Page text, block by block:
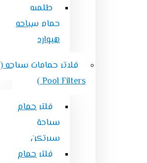
طلمبه
حمام سباحه
هيوارد
فلاتر حمامات سباحه (
Pool Filters )
فلتر حمام
سباحة
سيرتكن
فلتر حمام